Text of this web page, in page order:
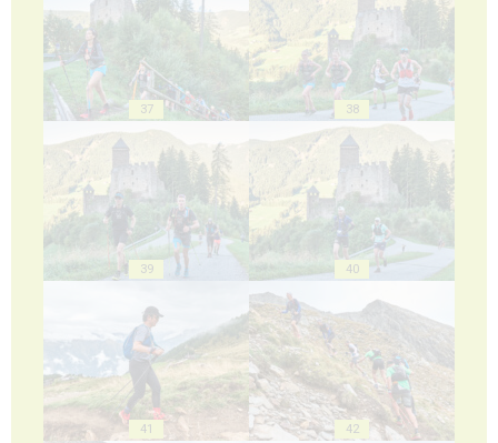
37 38
39 40
41 42